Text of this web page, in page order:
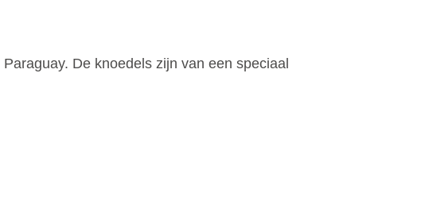
De knoedels zijn van een speciaal